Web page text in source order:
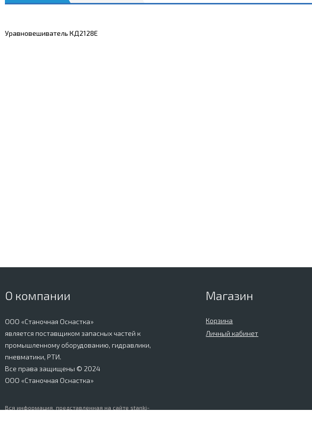
Уравновешиватель КД2128Е
О компании
ООО «Станочная Оснастка»
является поставщиком запасных частей к
промышленному оборудованию, гидравлики,
пневматики, РТИ.
Все права защищены © 2024
ООО «Станочная Оснастка»
Вся информация, представленная на сайте stanki-
Магазин
Корзина
Личный кабинет